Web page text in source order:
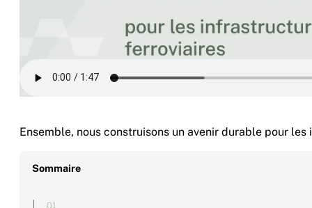
Ensemble, nous construisons un avenir durable pour
Sommaire